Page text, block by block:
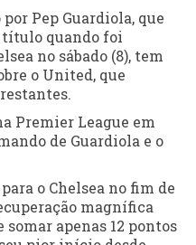
Pep Guardiola, que
título quando foi
no sábado (8), tem
o United, que
Premier League em
de Guardiola e o
o Chelsea no fim de
magnífica
apenas 12 pontos